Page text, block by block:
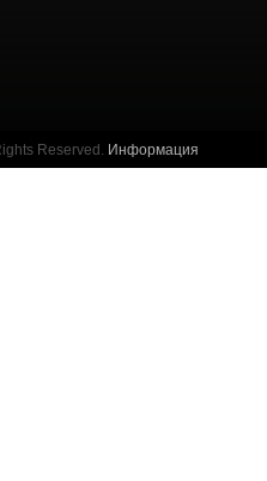
Reserved. Информация